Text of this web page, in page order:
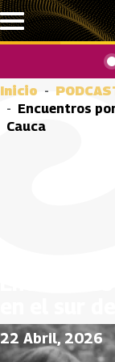
Pasar al contenido
Inicio
Encuentros
Cauca
22 Abril, 2026